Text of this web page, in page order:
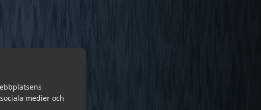
medier och